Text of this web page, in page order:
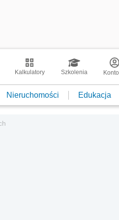
Kalkulatory Szkolenia Konto
Nieruchomości Edukacja